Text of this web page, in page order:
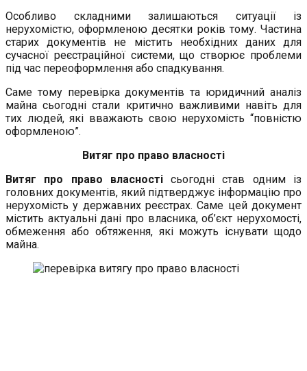
Особливо складними залишаються ситуації із
нерухомістю, оформленою десятки років тому. Частина
старих документів не містить необхідних даних для
сучасної реєстраційної системи, що створює проблеми
під час переоформлення або спадкування.
Саме тому перевірка документів та юридичний аналіз
майна сьогодні стали критично важливими навіть для
тих людей, які вважають свою нерухомість “повністю
оформленою”.
Витяг про право власності
Витяг про право власностісьогодні став одним із
головних документів, який підтверджує інформацію про
нерухомість у державних реєстрах. Саме цей документ
містить актуальні дані про власника, об’єкт нерухомості,
обмеження або обтяження, які можуть існувати щодо
майна.